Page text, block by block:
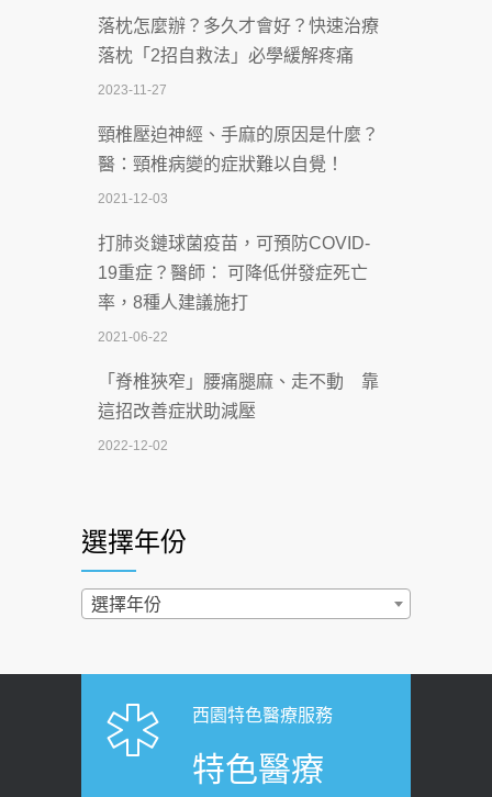
體溫飆破41度！醫連收兩例中暑病例：
致死率達8成
2026-07-07
深耕萬華55年 西園醫院回顧發展歷程與
智慧 醫療布局
2026-07-06
【115年臺北市「防癌保衛戰：健康好禮
一手刮」】 宣導
2026-07-02
2026-07-02
4連霸議員黃秋澤癌逝！食道癌為何奪命
西園醫院55周年 7／10捐血公益活動 邀
民眾熱血響應
2026-06-30
健康肛門痛都是痔瘡?醫談瘍瘍瘻管與肛
裂差異 逾50歲民眾可做1事
落枕怎麼辦？多久才會好？快速治療
落枕「2招自救法」必學緩解疼痛
2023-11-27
頸椎壓迫神經、手麻的原因是什麼？
醫：頸椎病變的症狀難以自覺！
2021-12-03
打肺炎鏈球菌疫苗，可預防COVID-
19重症？醫師： 可降低併發症死亡
率，8種人建議施打
2021-06-22
「脊椎狹窄」腰痛腿麻、走不動 靠
這招改善症狀助減壓
2022-12-02
2022-02-17
過量維生素D和鈣恐罹癌? 醫師釋
「落枕」不要大力按脖子！ 1招「伸
展運動」預防落枕
選擇年份
選擇年份
西園特色醫療服務
特色醫療